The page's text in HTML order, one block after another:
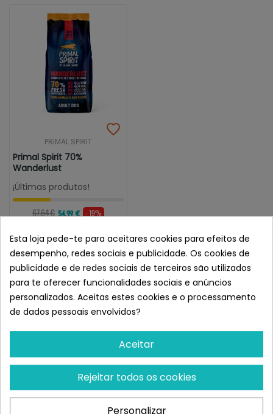
PRIMAL SPIRIT
Primal Spirit 70%
Wanderlust
¡Últimas produtos!
67,64 € 54,99 € - 19%
Chegámos ao fim desta página.
Voltar ao topo
OPrimal Spirité um alimento para cães completo e
equilibrado. É feito comingredientes frescos de primeira
, sem farinha de carne, aditivos ou glúten.
Estaração para cãesé feita cozinhando os seus
ingredientes a baixas temperaturas, obtendo assim
croquetes deliciosos e nutritivos.
Na Superpet temos todas as gamas do Primal Spirit, das
Esta loja pede-te para aceitares cookies para efeitos de
desempenho, redes sociais e publicidade. Os cookies de
publicidade e de redes sociais de terceiros são utilizados
para te oferecer funcionalidades sociais e anúncios
personalizados. Aceitas estes cookies e o processamento
de dados pessoais envolvidos?
Aceitar
Rejeitar todos os cookies
Personalizar